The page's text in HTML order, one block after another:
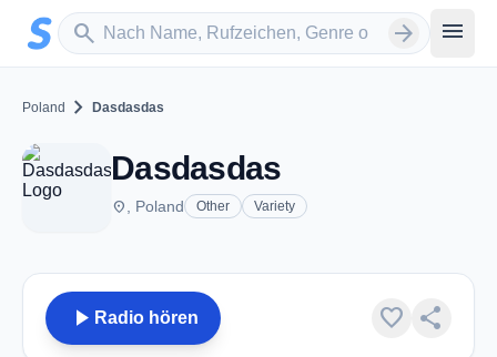
Zum Hauptinhalt springen
search
Sender suchen arrow_forward menu
Poland chevron_right Dasdasdas
Dasdasdas
place , Poland Other Variety
play_arrow Radio hören favorite share